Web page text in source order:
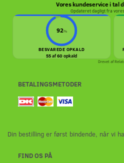
Vores kundeservice i tal
Opdateret dagligt fra
92%
BESVAREDE OPKALD
55 af 60 opkald
Drevet af
BETALINGSMETODER
Din bestilling er først bindende, når vi
FIND OS PÅ